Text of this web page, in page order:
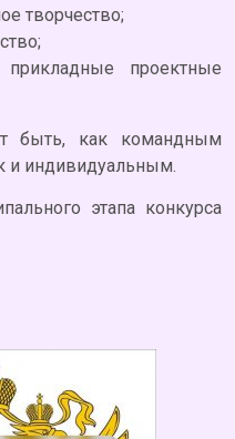
творчество;
прикладные проектные
быть, как командным
и индивидуальным.
этапа конкурса